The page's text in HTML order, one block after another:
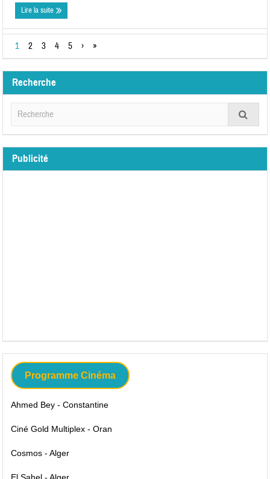
Lire la suite
1 2 3 4 5 › »
Recherche
Publicité
Programme Cinéma
Ahmed Bey - Constantine
Ciné Gold Multiplex - Oran
Cosmos - Alger
El Sahel - Alger